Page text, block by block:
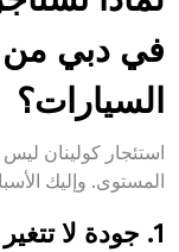
في دبي من
السيارات؟
استئجار كولينان
المستوى. وإليك
1. جودة لا تتغير